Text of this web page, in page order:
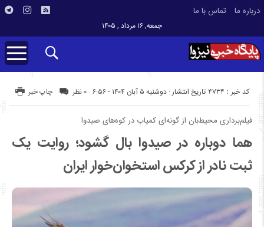
درباره ما تماس با ما
جمعه, ۱۶ مرداد , ۱۴۰۵
تاریخ انتشار : دوشنبه ۵ آبان ۱۴۰۴ - ۶:۵۶ کد خبر : 4734 چاپ خبر ۰ نظر
فیلم‌برداری محیط‌بان از گونه‌ای کمیاب در کوه‌های صیدوا
هما دوباره در صیدوا بال گشود؛ روایت یک
ثبت نادر از کرکس استخوان‌خوار ایران